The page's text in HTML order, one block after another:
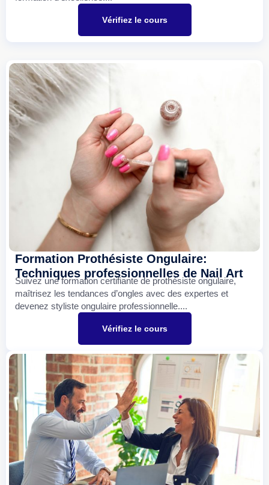
Vérifiez le cours
Formation Prothésiste Ongulaire:
Techniques professionnelles de Nail Art
Suivez une formation certifiante de prothésiste ongulaire,
maîtrisez les tendances d’ongles avec des expertes et
devenez styliste ongulaire professionnelle....
Vérifiez le cours